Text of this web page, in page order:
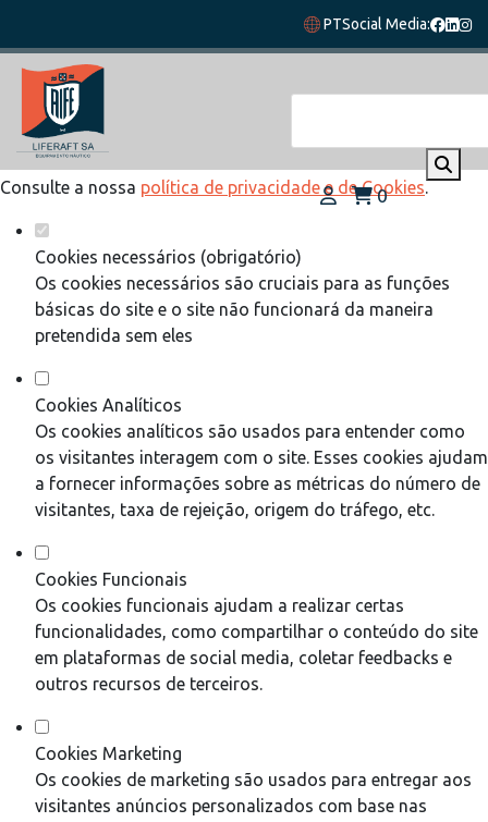
Defina as suas preferências de cookies
para este website.
Este website utiliza cookies estritamente necessários,
analíticos e funcionais, para lhe oferecer uma boa experiência
de navegação e acesso a todas as funcionalidades.
Consulte a nossa política de privacidade e de Cookies.
Cookies necessários (obrigatório)
Os cookies necessários são cruciais para as funções
básicas do site e o site não funcionará da maneira
pretendida sem eles
Cookies Analíticos
Os cookies analíticos são usados para entender como
os visitantes interagem com o site. Esses cookies ajudam
a fornecer informações sobre as métricas do número de
visitantes, taxa de rejeição, origem do tráfego, etc.
Cookies Funcionais
Os cookies funcionais ajudam a realizar certas
funcionalidades, como compartilhar o conteúdo do site
em plataformas de social media, coletar feedbacks e
outros recursos de terceiros.
Cookies Marketing
Os cookies de marketing são usados para entregar aos
visitantes anúncios personalizados com base nas
PTSocial Media:
0